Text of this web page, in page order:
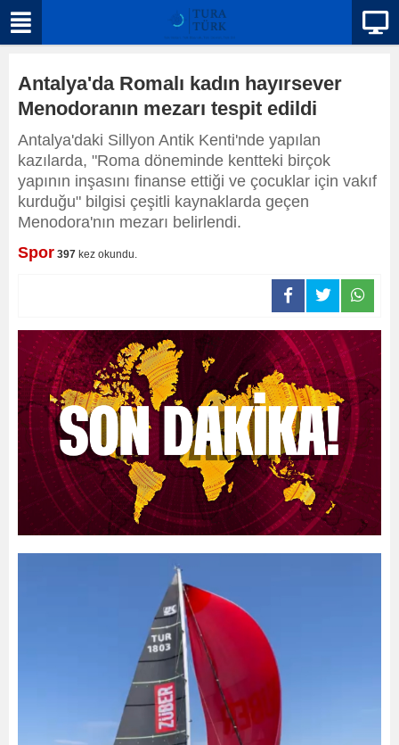
Antalya'da Romalı kadın hayırsever
Menodoranın mezarı tespit edildi
Antalya'daki Sillyon Antik Kenti'nde yapılan
kazılarda, "Roma döneminde kentteki birçok
yapının inşasını finanse ettiği ve çocuklar için vakıf
kurduğu" bilgisi çeşitli kaynaklarda geçen
Menodora'nın mezarı belirlendi.
Spor 397 kez okundu.